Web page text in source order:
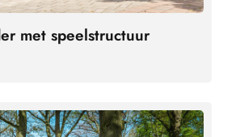
met speelstructuur